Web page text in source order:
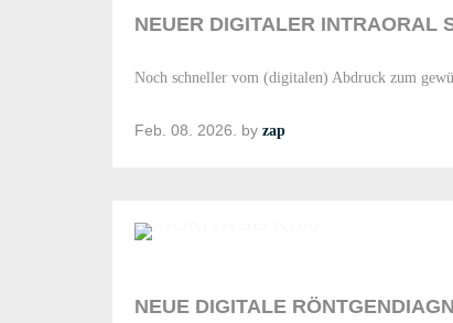
NEUER DIGITALER INTRAORAL
Noch schneller vom (digitalen) Abdruck zum
Feb. 08. 2026. by zap
NEUE DIGITALE